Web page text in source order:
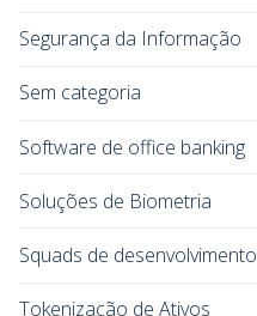
Segurança da Informação
Sem categoria
Software de office banking
Soluções de Biometria
Squads de desenvolvimento
Tokenização de Ativos